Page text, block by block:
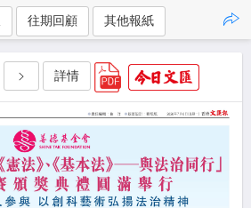
往期回顧 其他報紙
詳情